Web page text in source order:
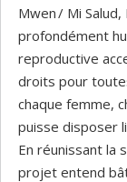
Mwen / Mi
profondément
reproductive
droits pour
chaque femme,
puisse disposer
En réunissant la
projet entend